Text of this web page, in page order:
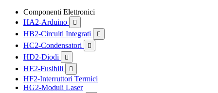
Componenti Elettronici
HA2-Arduino

HB2-Circuiti Integrati 
HC2-Condensatori 
HD2-Diodi 
HE2-Fusibili 
HF2-Interruttori Termici
HG2-Moduli Laser